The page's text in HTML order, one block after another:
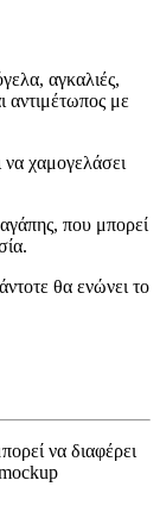
αγκαλιές,
αντιμέτωπος με
να χαμογελάσει
που μπορεί
θα ενώνει το
να διαφέρει